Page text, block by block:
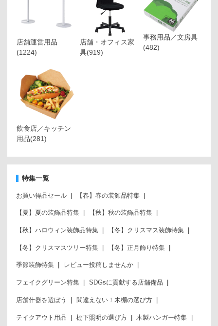
店舗運営用品
(1224)
店舗・オフィス家
具(919)
事務用品／文房具
(482)
飲食店／キッチン
用品(281)
特集一覧
お買い得品セール 【春】春の装飾品特集
【夏】夏の装飾品特集 【秋】秋の装飾品特集
【秋】ハロウィン装飾品特集 【冬】クリスマス装飾特集
【冬】クリスマスツリー特集 【冬】正月飾り特集
季節装飾特集 レビュー投稿しませんか
フェイクグリーン特集 SDGsに貢献する店舗備品
店舗什器を選ぼう 間違えない！木棚の選び方
テイクアウト用品 棚下照明の選び方 木製ハンガー特集